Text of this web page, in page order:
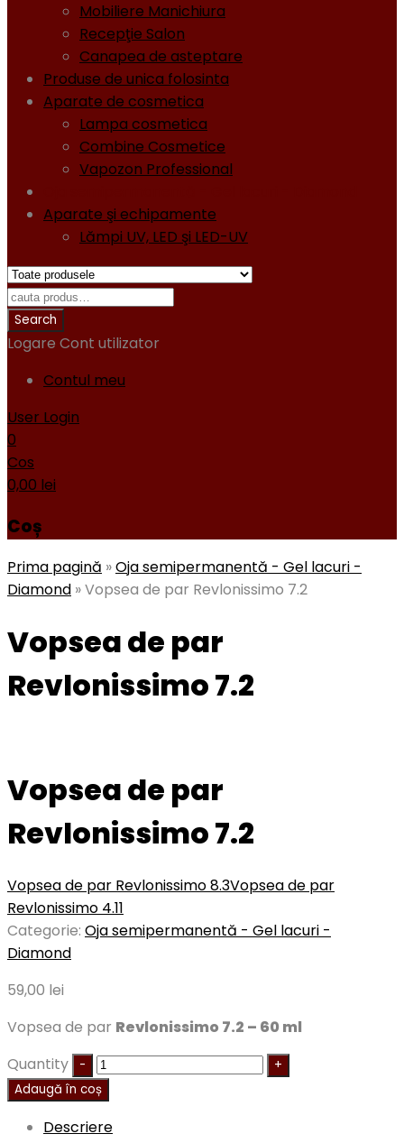
Mobiliere Manichiura
Recepţie Salon
Canapea de asteptare
Produse de unica folosinta
Aparate de cosmetica
Lampa cosmetica
Combine Cosmetice
Vapozon Professional
Aparate şi echipamente
Lămpi UV, LED şi LED-UV
Logare Cont utilizator
Contul meu
User Login
0
Cos
0,00 lei
Coș
Prima pagină »Oja semipermanentă - Gel lacuri -
Diamond »Vopsea de par Revlonissimo 7.2
Vopsea de par
Revlonissimo 7.2
Vopsea de par
Revlonissimo 7.2
Vopsea de par Revlonissimo 8.3Vopsea de par
Revlonissimo 4.11
Categorie: Oja semipermanentă - Gel lacuri -
Diamond
59,00 lei
Vopsea de par Revlonissimo 7.2 – 60 ml
Quantity
Adaugă în coș
Descriere